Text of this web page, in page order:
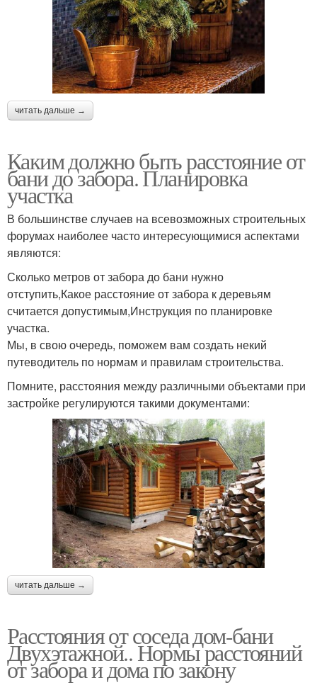
читать дальше →
Каким должно быть расстояние от
бани до забора. Планировка
участка
В большинстве случаев на всевозможных строительных
форумах наиболее часто интересующимися аспектами
являются:
Сколько метров от забора до бани нужно
отступить,Какое расстояние от забора к деревьям
считается допустимым,Инструкция по планировке
участка.
Мы, в свою очередь, поможем вам создать некий
путеводитель по нормам и правилам строительства.
Помните, расстояния между различными объектами при
застройке регулируются такими документами:
читать дальше →
Расстояния от соседа дом-бани
Двухэтажной.. Нормы расстояний
от забора и дома по закону